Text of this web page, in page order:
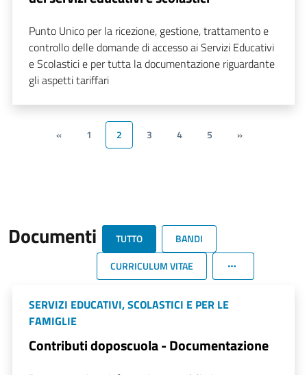
Punto Unico per la ricezione, gestione, trattamento e
controllo delle domande di accesso ai Servizi Educativi
e Scolastici e per tutta la documentazione riguardante
gli aspetti tariffari
« 1 2 3 4 5 »
Documenti TUTTO
BANDI
CURRICULUM VITAE
SERVIZI EDUCATIVI, SCOLASTICI E PER LE
FAMIGLIE
Contributi doposcuola - Documentazione